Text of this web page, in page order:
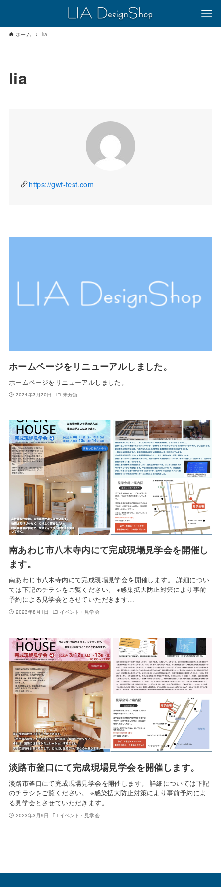
ホーム lia
lia
https://gwf-test.com
ホームページをリニューアルしました。
ホームページをリニューアルしました。
2024年3月20日 未分類
南あわじ市八木寺内にて完成現場見学会を開催し
ます。
南あわじ市八木寺内にて完成現場見学会を開催します。 詳細につい
ては下記のチラシをご覧ください。 ※感染拡大防止対策により事前
予約による見学会とさせていただきます…
2023年8月1日 イベント・見学会
淡路市釜口にて完成現場見学会を開催します。
淡路市釜口にて完成現場見学会を開催します。 詳細については下記
のチラシをご覧ください。 ※感染拡大防止対策により事前予約によ
る見学会とさせていただきます。
2023年3月9日 イベント・見学会